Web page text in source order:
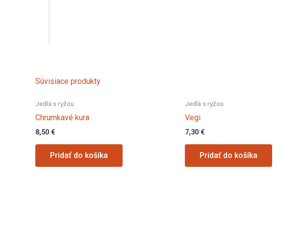
Súvisiace produkty
Jedlá s ryžou
Chrumkavé kura
8,50 €
Pridať do košíka
Jedlá s ryžou
Vegi
7,30 €
Pridať do košíka